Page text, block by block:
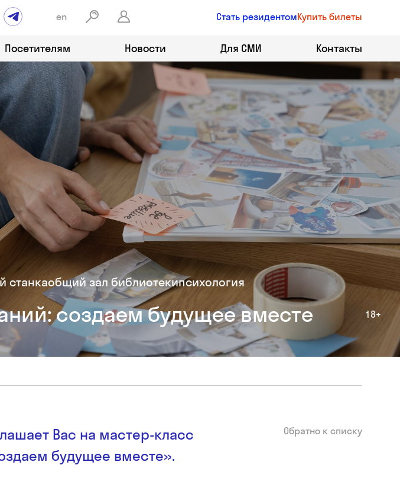
en Стать резидентомКупить билеты
Посетителям Новости Для СМИ Контакты
станкаобщий зал библиотекипсихология
создаем будущее вместе 18+
Вас на мастер-класс
будущее вместе».
Обратно к списку